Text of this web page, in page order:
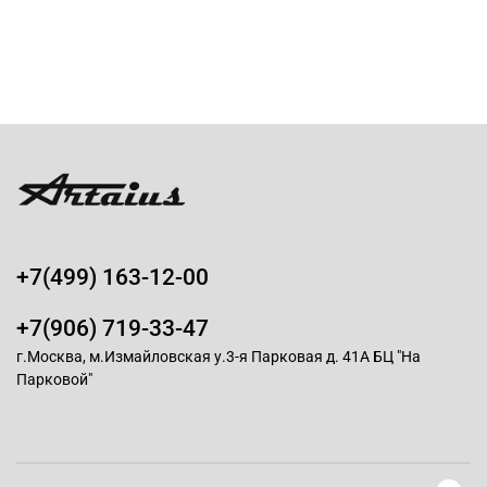
+7(499) 163-12-00
+7(906) 719-33-47
г.Москва, м.Измайловская у.3-я Парковая д. 41А БЦ "На
Парковой"